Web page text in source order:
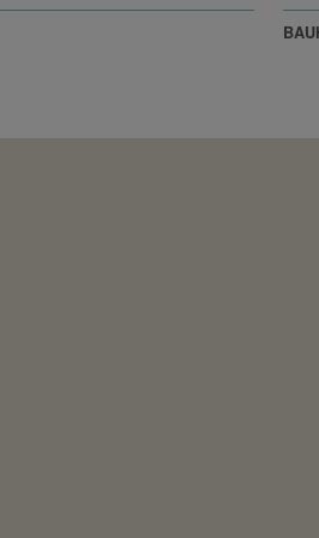
fünf Ebenen. Die monolithische Fassade